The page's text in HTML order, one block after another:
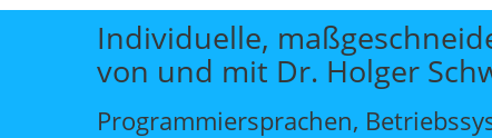
Individuelle,
von und mit Dr. Holger
Programmiersprachen,